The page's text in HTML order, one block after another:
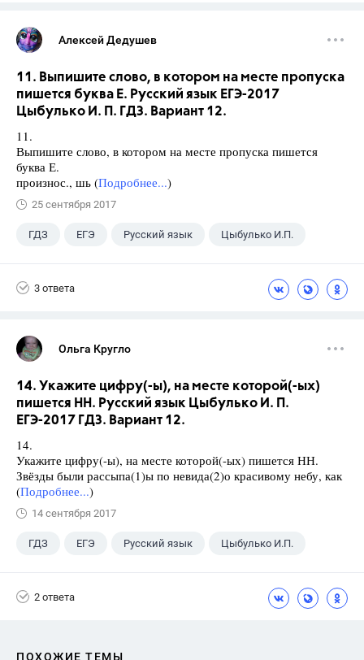
Алексей Дедушев
11. Выпишите слово, в котором на месте пропуска
пишется буква Е. Русский язык ЕГЭ-2017
Цыбулько И. П. ГДЗ. Вариант 12.
11.
Выпишите слово, в котором на месте пропуска пишется
буква Е.
произнос., шь (Подробнее...)
25 сентября 2017
ГДЗ ЕГЭ Русский язык Цыбулько И.П.
3 ответа
Ольга Кругло
14. Укажите цифру(-ы), на месте которой(-ых)
пишется НН. Русский язык Цыбулько И. П.
ЕГЭ-2017 ГДЗ. Вариант 12.
14.
Укажите цифру(-ы), на месте которой(-ых) пишется НН.
Звёзды были рассыпа(1)ы по невида(2)о красивому небу, как
(Подробнее...)
14 сентября 2017
ГДЗ ЕГЭ Русский язык Цыбулько И.П.
2 ответа
ПОХОЖИЕ ТЕМЫ